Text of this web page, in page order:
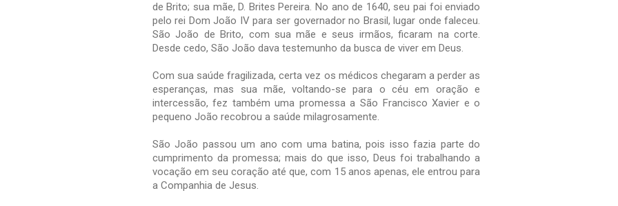
de Brito; sua mãe, D. Brites Pereira. No ano de 1640, seu pai foi enviado
pelo rei Dom João IV para ser governador no Brasil, lugar onde faleceu.
São João de Brito, com sua mãe e seus irmãos, ficaram na corte.
Desde cedo, São João dava testemunho da busca de viver em Deus.
Com sua saúde fragilizada, certa vez os médicos chegaram a perder as
esperanças, mas sua mãe, voltando-se para o céu em oração e
intercessão, fez também uma promessa a São Francisco Xavier e o
pequeno João recobrou a saúde milagrosamente.
São João passou um ano com uma batina, pois isso fazia parte do
cumprimento da promessa; mais do que isso, Deus foi trabalhando a
vocação em seu coração até que, com 15 anos apenas, ele entrou para
a Companhia de Jesus.